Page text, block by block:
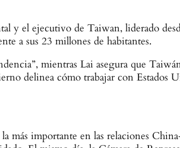
y el ejecutivo de Taiwan, liderado
a sus 23 millones de habitantes.
mientras Lai asegura que
delinea cómo trabajar con Estados
más importante en las relaciones